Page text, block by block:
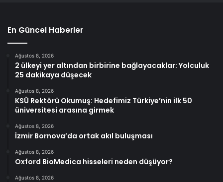
En Güncel Haberler
Ağustos 8, 2026
2 ülkeyi yer altından birbirine bağlayacaklar: Yolculuk
25 dakikaya düşecek
Ağustos 8, 2026
KSÜ Rektörü Okumuş: Hedefimiz Türkiye’nin ilk 50
üniversitesi arasına girmek
Ağustos 8, 2026
İzmir Bornova’da ortak akıl buluşması
Ağustos 8, 2026
Oxford BioMedica hisseleri neden düşüyor?
Ağustos 8, 2026